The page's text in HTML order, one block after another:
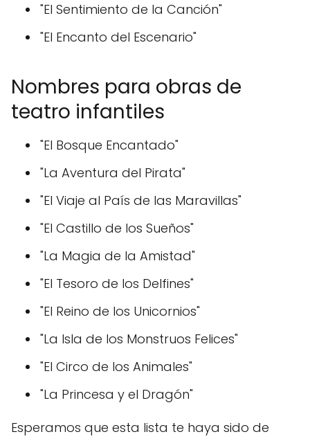
"El Sentimiento de la Canción"
"El Encanto del Escenario"
Nombres para obras de
teatro infantiles
"El Bosque Encantado"
"La Aventura del Pirata"
"El Viaje al País de las Maravillas"
"El Castillo de los Sueños"
"La Magia de la Amistad"
"El Tesoro de los Delfines"
"El Reino de los Unicornios"
"La Isla de los Monstruos Felices"
"El Circo de los Animales"
"La Princesa y el Dragón"
Esperamos que esta lista te haya sido de